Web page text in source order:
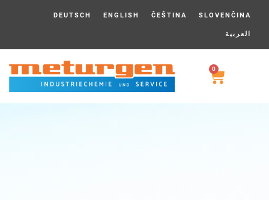
DEUTSCH ENGLISH ČEŠTINA SLOVENČINA
العربية
0